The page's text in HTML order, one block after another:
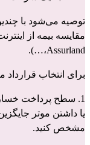
،Assurland…).
برای انتخاب
مشخص کنید.